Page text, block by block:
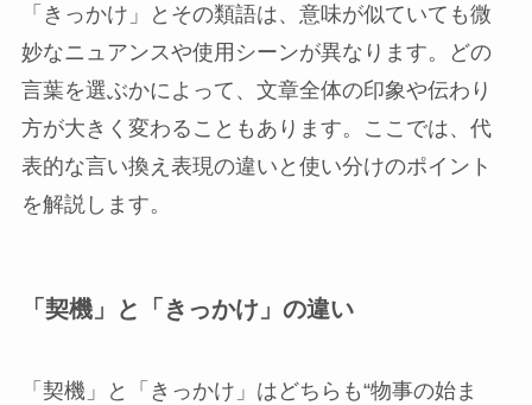
「きっかけ」とその類語は、意味が似ていても微
妙なニュアンスや使用シーンが異なります。どの
言葉を選ぶかによって、文章全体の印象や伝わり
方が大きく変わることもあります。ここでは、代
表的な言い換え表現の違いと使い分けのポイント
を解説します。
「契機」と「きっかけ」の違い
「契機」と「きっかけ」はどちらも“物事の始ま